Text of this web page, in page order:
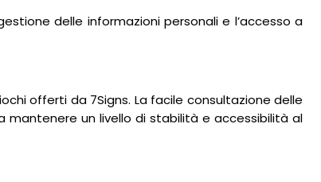
delle informazioni personali e l’accesso a
offerti da 7Signs. La facile consultazione delle
mantenere un livello di stabilità e accessibilità al